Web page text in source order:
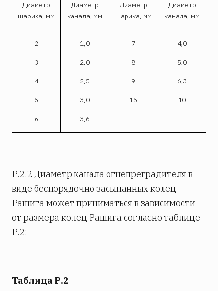
Диаметр
шарика, мм
Диаметр
канала, мм
Диаметр
шарика, мм
Диаметр
канала, мм
2
3
4
5
6
1,0
2,0
2,5
3,0
3,6
7
8
9
15
4,0
5,0
6,3
10
Р.2.2 Диаметр канала огнепреградителя в
виде беспорядочно засыпанных колец
Рашига может приниматься в зависимости
от размера колец Рашига согласно таблице
Р.2:
Таблица Р.2